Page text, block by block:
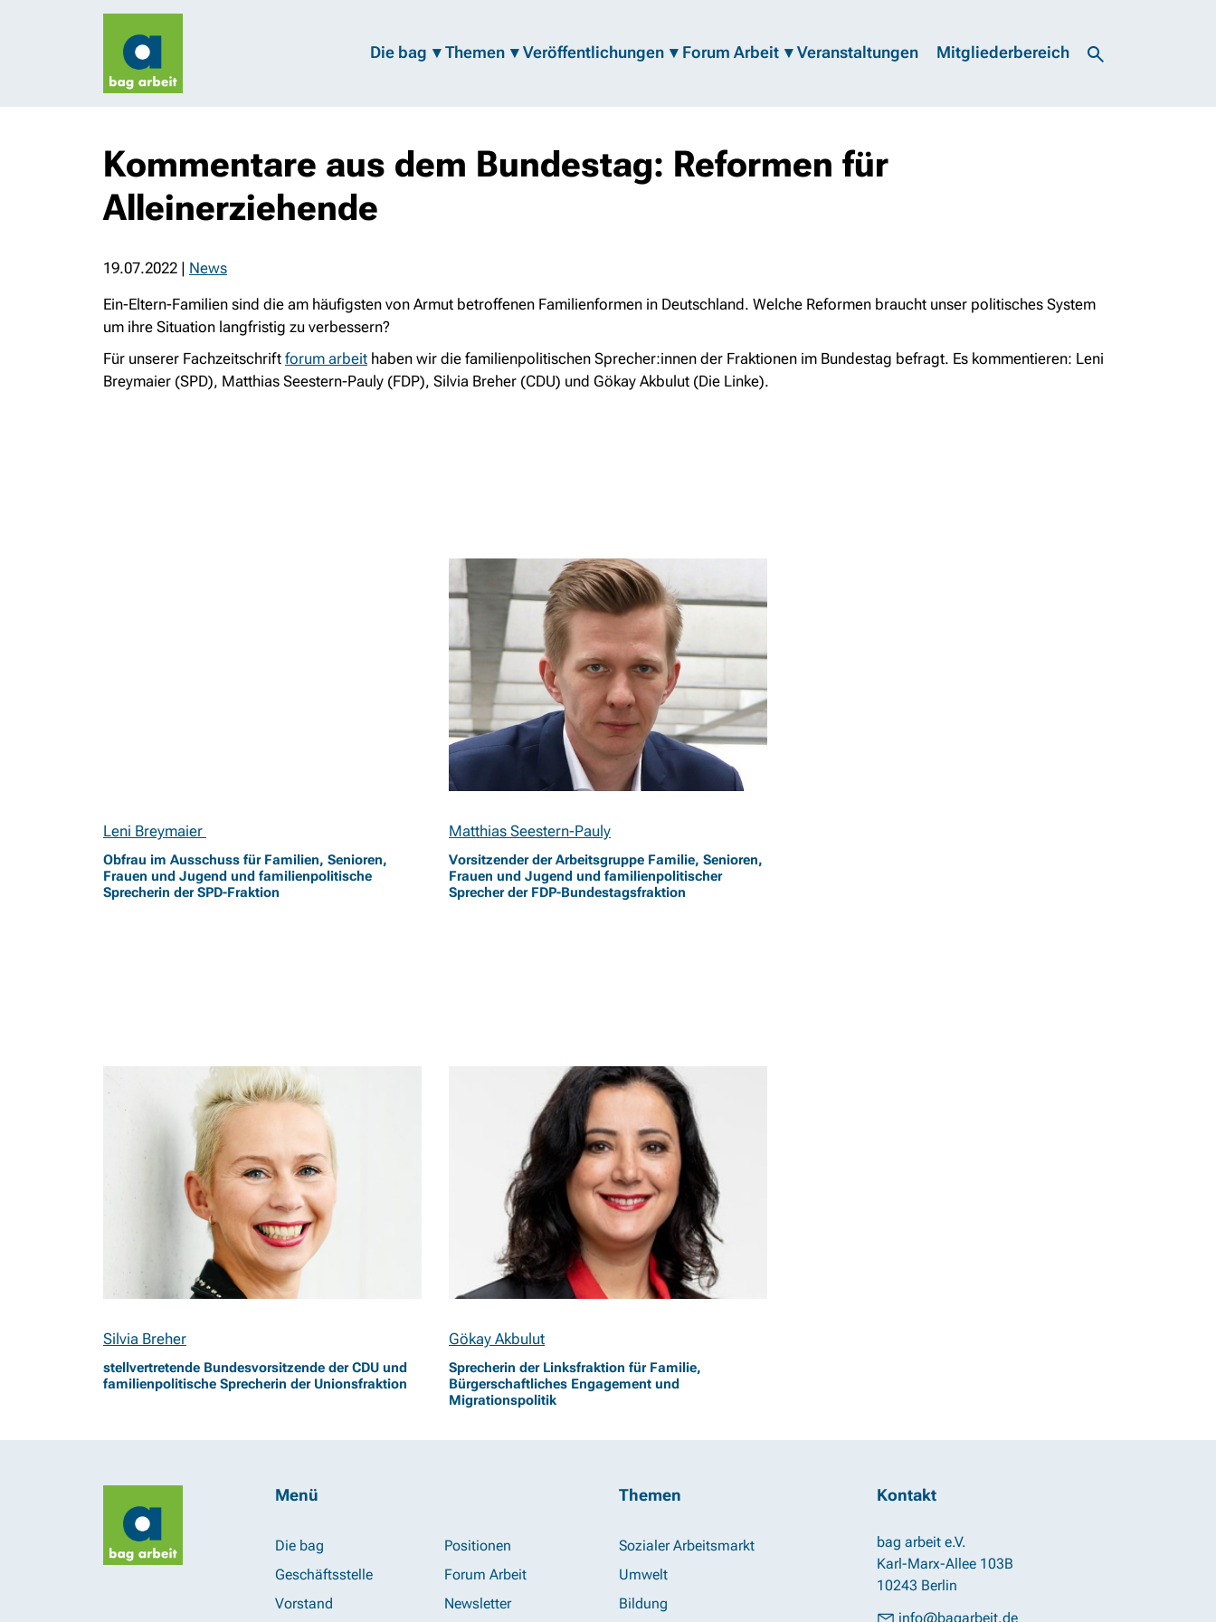
Die bag Themen Veröffentlichungen Forum Arbeit Veranstaltungen Mitgliederbereich
Kommentare aus dem Bundestag: Reformen für
Alleinerziehende
19.07.2022 | News
Ein-Eltern-Familien sind die am häufigsten von Armut betroffenen Familienformen in Deutschland. Welche Reformen braucht unser politisches System
um ihre Situation langfristig zu verbessern?
Für unserer Fachzeitschrift forum arbeit haben wir die familienpolitischen Sprecher:innen der Fraktionen im Bundestag befragt. Es kommentieren: Leni
Breymaier (SPD), Matthias Seestern-Pauly (FDP), Silvia Breher (CDU) und Gökay Akbulut (Die Linke).
Leni Breymaier
Obfrau im Ausschuss für Familien, Senioren,
Frauen und Jugend und familienpolitische
Sprecherin der SPD-Fraktion
Matthias Seestern-Pauly: Alleinerziehende
Matthias Seestern-Pauly
Vorsitzender der Arbeitsgruppe Familie, Senioren,
Frauen und Jugend und familienpolitischer
Sprecher der FDP-Bundestagsfraktion
Silvia Breher: Alleinerziehende
Silvia Breher
stellvertretende Bundesvorsitzende der CDU und
familienpolitische Sprecherin der Unionsfraktion
Gökay Akbulut: Alleinerziehende
Gökay Akbulut
Sprecherin der Linksfraktion für Familie,
Bürgerschaftliches Engagement und
Migrationspolitik
Menü
Die bag
Geschäftsstelle
Vorstand
Positionen
Forum Arbeit
Newsletter
Themen
Sozialer Arbeitsmarkt
Umwelt
Bildung
Kontakt
bag arbeit e.V.
Karl-Marx-Allee 103B
10243 Berlin
info@bagarbeit.de